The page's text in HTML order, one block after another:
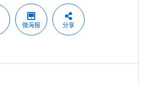
微海报 分享